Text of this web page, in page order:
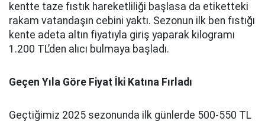
kentte taze fıstık hareketliliği başlasa da etiketteki
rakam vatandaşın cebini yaktı. Sezonun ilk ben fıstığı
kente adeta altın fiyatıyla giriş yaparak kilogramı
1.200 TL’den alıcı bulmaya başladı.
Geçen Yıla Göre Fiyat İki Katına Fırladı
Geçtiğimiz 2025 sezonunda ilk günlerde 500-550 TL